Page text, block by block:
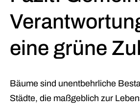
eine grüne
Bäume sind unentbehrliche
Städte, die maßgeblich zur